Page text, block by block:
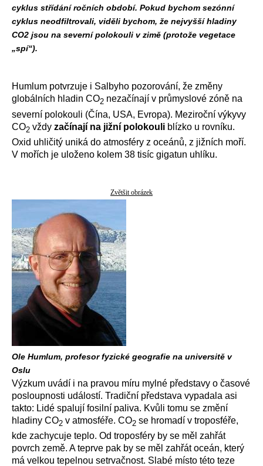
cyklus střídání ročních období. Pokud bychom sezónní
cyklus neodfiltrovali, viděli bychom, že nejvyšší hladiny
CO2 jsou na severní polokouli v zimě (protože vegetace
„spí“).
Humlum potvrzuje i Salbyho pozorování, že změny
globálních hladin CO2 nezačínají v průmyslové zóně na
severní polokouli (Čína, USA, Evropa). Meziroční výkyvy
CO2 vždy začínají na jižní polokouli blízko u rovníku.
Oxid uhličitý uniká do atmosféry z oceánů, z jižních moří.
V mořích je uloženo kolem 38 tisíc gigatun uhlíku.
Zvětšit obrázek
Ole Humlum, profesor fyzické geografie na universitě v
Oslu
Výzkum uvádí i na pravou míru mylné představy o časové
posloupnosti událostí. Tradiční představa vypadala asi
takto: Lidé spalují fosilní paliva. Kvůli tomu se změní
hladiny CO2 v atmosféře. CO2 se hromadí v troposféře,
kde zachycuje teplo. Od troposféry by se měl zahřát
povrch země. A teprve pak by se měl zahřát oceán, který
má velkou tepelnou setrvačnost. Slabé místo této teze